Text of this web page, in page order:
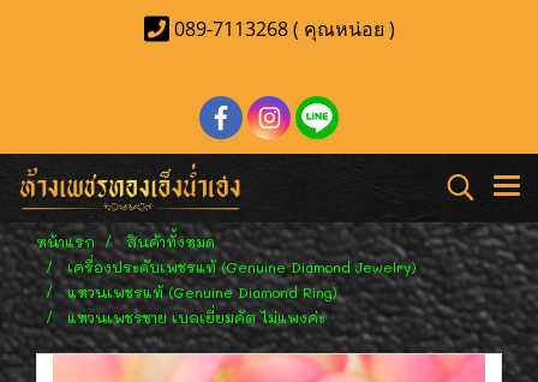
089-7113268 ( คุณหน่อย )
หน้าแรก
สินค้าทั้งหมด
เครื่องประดับเพชรแท้ (Genuine Diamond Jewelry)
แหวนเพชรแท้ (Genuine Diamond Ring)
แหวนเพชรชาย เบลเยี่ยมคัต ไม่แพงค่ะ